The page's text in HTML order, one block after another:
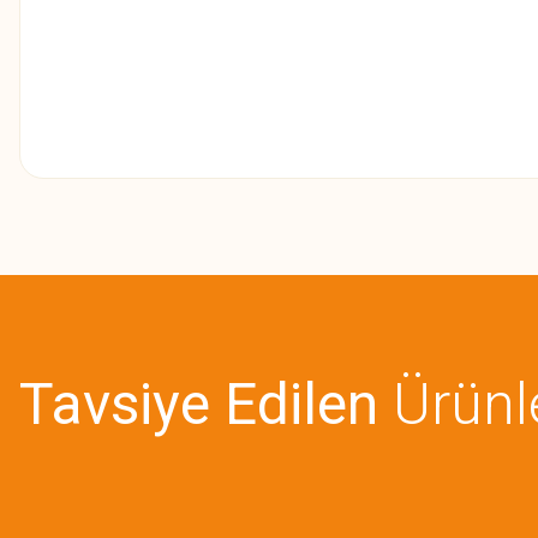
Ürün bilgilerinde hatalar bulunuyor.
Ürün fiyatı diğer sitelerden daha pahalı.
Tavsiye Edilen